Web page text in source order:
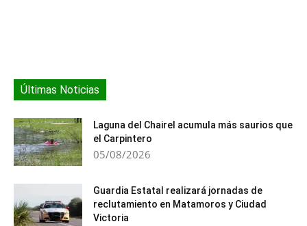
Últimas Noticias
Laguna del Chairel acumula más saurios que
el Carpintero
05/08/2026
Guardia Estatal realizará jornadas de
reclutamiento en Matamoros y Ciudad
Victoria